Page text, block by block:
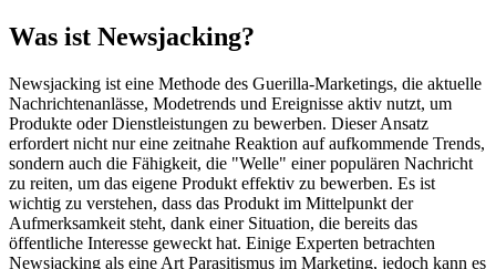
Was ist Newsjacking?
Newsjacking ist eine Methode des Guerilla-Marketings, die aktuelle
Nachrichtenanlässe, Modetrends und Ereignisse aktiv nutzt, um
Produkte oder Dienstleistungen zu bewerben. Dieser Ansatz
erfordert nicht nur eine zeitnahe Reaktion auf aufkommende Trends,
sondern auch die Fähigkeit, die "Welle" einer populären Nachricht
zu reiten, um das eigene Produkt effektiv zu bewerben. Es ist
wichtig zu verstehen, dass das Produkt im Mittelpunkt der
Aufmerksamkeit steht, dank einer Situation, die bereits das
öffentliche Interesse geweckt hat. Einige Experten betrachten
Newsjacking als eine Art Parasitismus im Marketing, jedoch kann es